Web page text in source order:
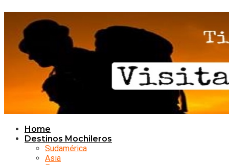
Home
Destinos Mochileros
Sudamérica
Asia